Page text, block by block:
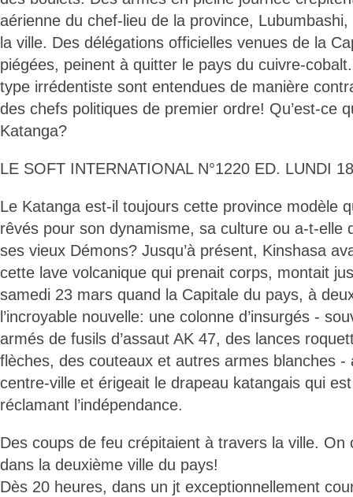
aérienne du chef-lieu de la province,
la ville. Des délégations officielles venues de la
piégées, peinent à quitter le pays du cuivre-
type irrédentiste sont entendues de manière
des chefs politiques de premier ordre! Qu’est-ce
Katanga?
LE SOFT INTERNATIONAL N°1220 ED. LUNDI
Le Katanga est-il toujours cette province modèle
rêvés pour son dynamisme, sa culture ou a-t-elle
ses vieux Démons? Jusqu’à présent, Kinshasa
cette lave volcanique qui prenait corps, montait
samedi 23 mars quand la Capitale du pays, à
l’incroyable nouvelle: une colonne d’insurgés -
armés de fusils d’assaut AK 47, des lances
flèches, des couteaux et autres armes blanches -
centre-ville et érigeait le drapeau katangais qui
réclamant l’indépendance.
Des coups de feu crépitaient à travers la ville.
dans la deuxième ville du pays!
Dès 20 heures, dans un jt exceptionnellement